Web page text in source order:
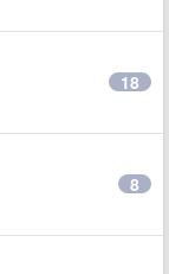
18
8